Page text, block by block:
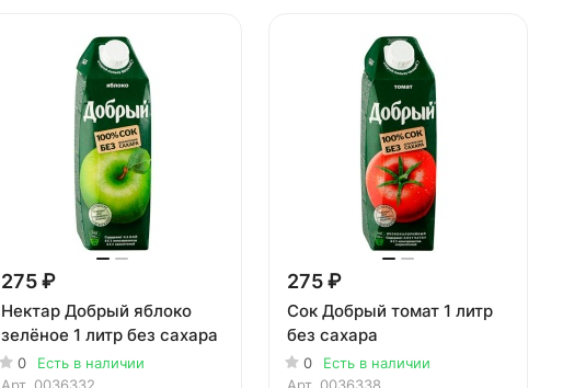
275 ₽
Нектар Добрый яблоко
зелёное 1 литр без сахара
0
Есть в наличии
275 ₽
Сок Добрый томат 1 литр
без сахара
0
Есть в наличии